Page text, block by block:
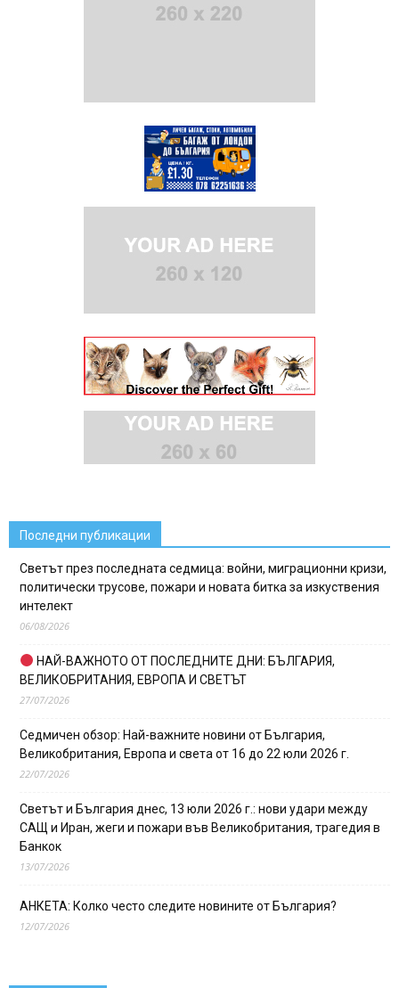
Последни публикации
Светът през последната седмица: войни, миграционни кризи,
политически трусове, пожари и новата битка за изкуствения
интелект
06/08/2026
НАЙ-ВАЖНОТО ОТ ПОСЛЕДНИТЕ ДНИ: БЪЛГАРИЯ,
ВЕЛИКОБРИТАНИЯ, ЕВРОПА И СВЕТЪТ
27/07/2026
Седмичен обзор: Най-важните новини от България,
Великобритания, Европа и света от 16 до 22 юли 2026 г.
22/07/2026
Светът и България днес, 13 юли 2026 г.: нови удари между
САЩ и Иран, жеги и пожари във Великобритания, трагедия в
Банкок
13/07/2026
АНКЕТА: Колко често следите новините от България?
12/07/2026